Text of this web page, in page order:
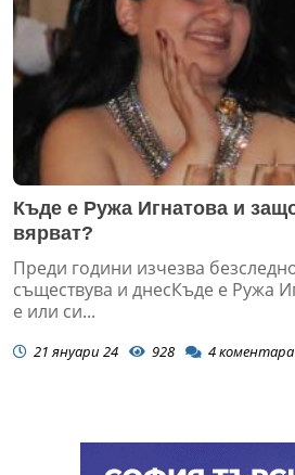
Къде е Ружа Игнатова и
вярват?
Преди години изчезва
съществува и днесКъде е Ружа
е или си...
21 януари 24 928 4коментара